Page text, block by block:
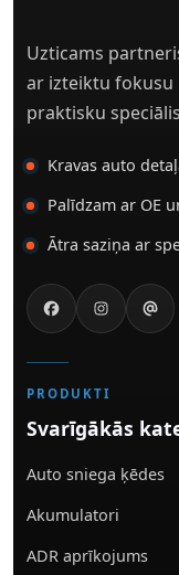
Uzticams
ar izteiktu fokusu
praktisku
Kravas auto
Palīdzam ar OE
Ātra saziņa ar
PRODUKTI
Svarīgākās
Auto sniega ķēdes
Akumulatori
ADR aprīkojums